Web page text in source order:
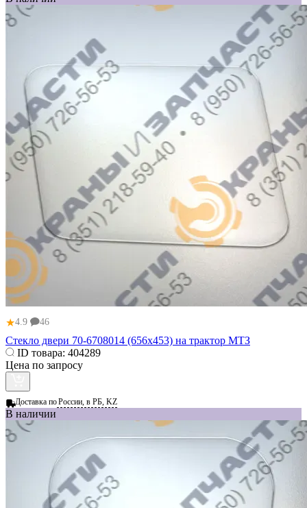
★4.9 46
Стекло двери 70-6708014 (656х453) на трактор МТЗ
ID товара: 404289
Цена по запросу
Доставка поРоссии, в РБ, KZ
В наличии